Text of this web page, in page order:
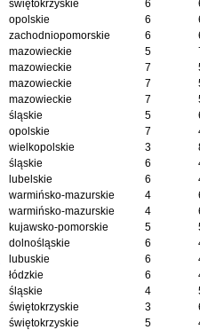
świętokrzyskie 6
opolskie 6
zachodniopomorskie 6
mazowieckie 5
mazowieckie 7
mazowieckie 7
mazowieckie 7
śląskie 5
opolskie 7
wielkopolskie 3
śląskie 6
lubelskie 6
warmińsko-mazurskie 4
warmińsko-mazurskie 4
kujawsko-pomorskie 5
dolnośląskie 6
lubuskie 6
łódzkie 6
śląskie 4
świętokrzyskie 3
świętokrzyskie 5